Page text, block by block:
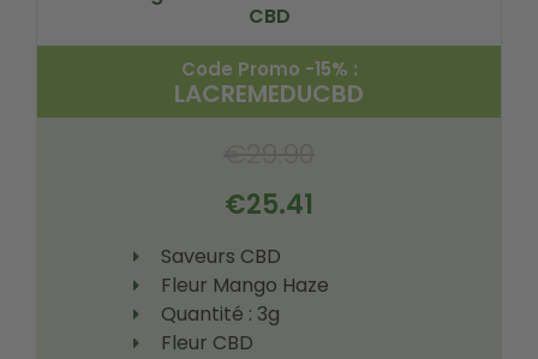
CBD
Code Promo -15% :
LACREMEDUCBD
€25.41
Saveurs CBD
Fleur Mango Haze
Quantité : 3g
Fleur CBD